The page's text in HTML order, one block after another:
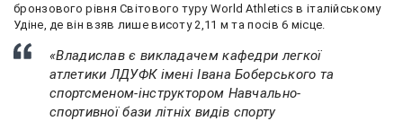
бронзового рівня Світового туру World Athletics в італійському
Удіне, де він взяв лише висоту 2,11 м та посів 6 місце.
«Владислав є викладачем кафедри легкої
атлетики ЛДУФК імені Івана Боберського та
спортсменом-інструктором Навчально-
спортивної бази літніх видів спорту